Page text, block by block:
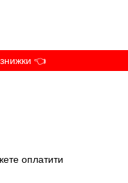
👈
оплатити